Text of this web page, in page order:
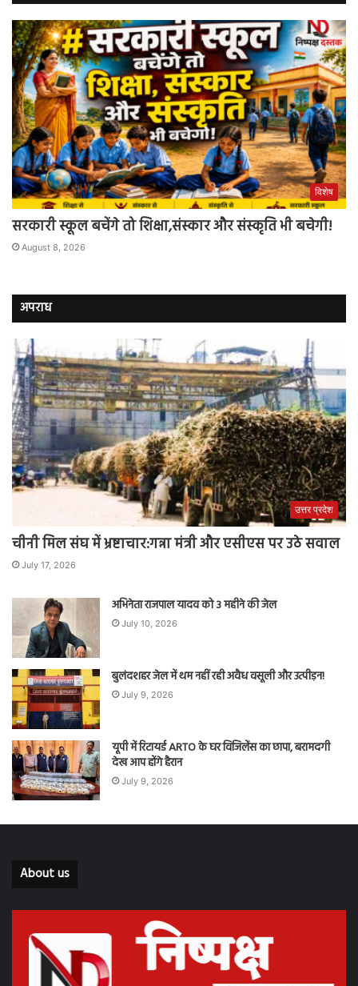
विशेष
सरकारी स्कूल बचेंगे तो शिक्षा,संस्कार और संस्कृति भी बचेगी!
August 8, 2026
अपराध
उत्तर प्रदेश
चीनी मिल संघ में भ्रष्टाचार:गन्ना मंत्री और एसीएस पर उठे सवाल
July 17, 2026
अभिनेता राजपाल यादव को 3 महीने की जेल
July 10, 2026
बुलंदशहर जेल में थम नहीं रही अवैध वसूली और उत्पीड़न!
July 9, 2026
यूपी में रिटायर्ड ARTO के घर विजिलेंस का छापा, बरामदगी
देख आप होंगे हैरान
July 9, 2026
About us